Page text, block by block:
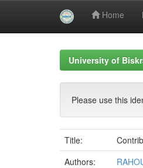
Home
University of
Please use this
Title:
Authors: